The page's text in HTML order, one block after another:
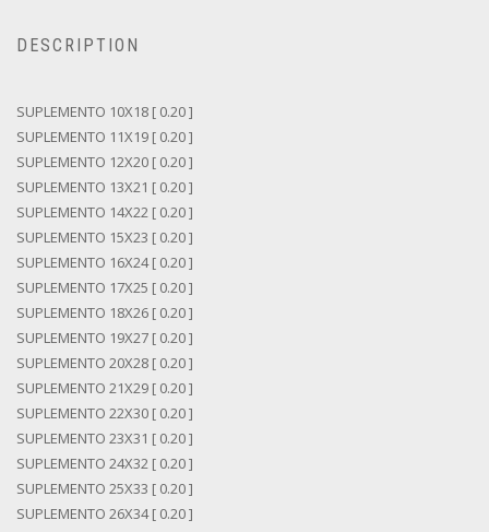
DESCRIPTION
SUPLEMENTO 10X18 [ 0.20 ]
SUPLEMENTO 11X19 [ 0.20 ]
SUPLEMENTO 12X20 [ 0.20 ]
SUPLEMENTO 13X21 [ 0.20 ]
SUPLEMENTO 14X22 [ 0.20 ]
SUPLEMENTO 15X23 [ 0.20 ]
SUPLEMENTO 16X24 [ 0.20 ]
SUPLEMENTO 17X25 [ 0.20 ]
SUPLEMENTO 18X26 [ 0.20 ]
SUPLEMENTO 19X27 [ 0.20 ]
SUPLEMENTO 20X28 [ 0.20 ]
SUPLEMENTO 21X29 [ 0.20 ]
SUPLEMENTO 22X30 [ 0.20 ]
SUPLEMENTO 23X31 [ 0.20 ]
SUPLEMENTO 24X32 [ 0.20 ]
SUPLEMENTO 25X33 [ 0.20 ]
SUPLEMENTO 26X34 [ 0.20 ]